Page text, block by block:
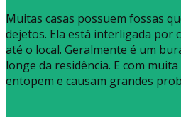
Muitas casas possuem fossas
dejetos. Ela está interligada por
até o local. Geralmente é um
longe da residência. E com
entopem e causam grandes